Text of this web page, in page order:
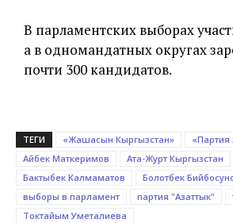
В парламентских выборах
а в одномандатных округах
почти 300 кандидатов.
ТЕГИ «Жашасын Кыргызстан»
«Партия
Айбек Маткеримов
Ата-Журт Кыргызстан
Бактыбек Калмаматов
Болотбек
выборы в парламент
партия "Азаттык"
Токтайым Уметалиева